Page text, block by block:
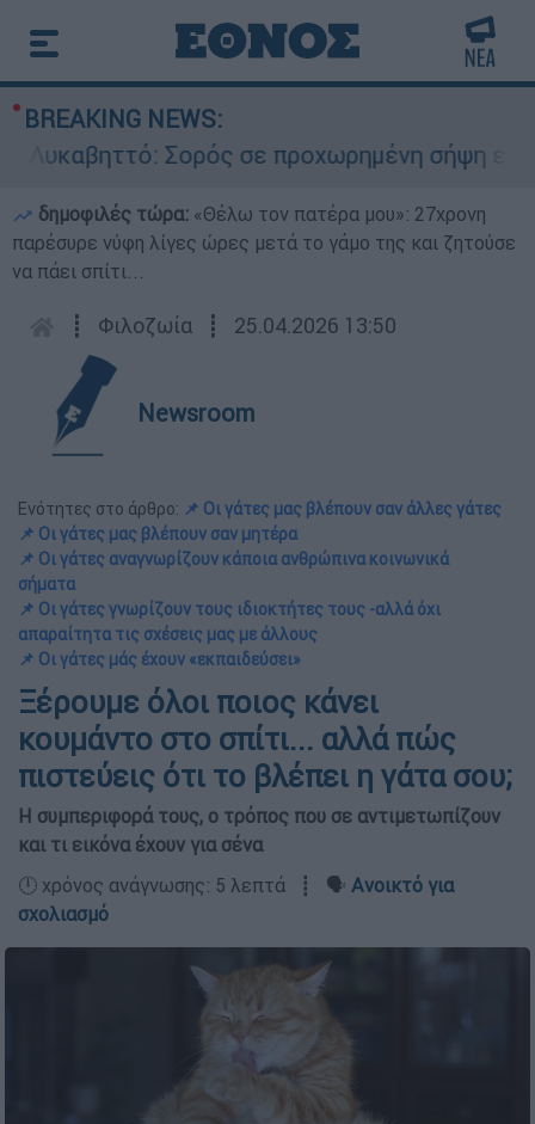
BREAKING NEWS:
Σορός σε προχωρημένη σήψη
δημοφιλές τώρα: «Θέλω τον πατέρα μου»: 27χρονη
παρέσυρε νύφη λίγες ώρες μετά το γάμο της και ζητούσε
να πάει σπίτι...
┋ Φιλοζωία ┋ 25.04.2026 13:50
Newsroom
Ενότητες στο άρθρο: 📌 Οι γάτες μας βλέπουν σαν άλλες γάτες
📌 Οι γάτες μας βλέπουν σαν μητέρα
📌 Οι γάτες αναγνωρίζουν κάποια ανθρώπινα κοινωνικά
σήματα
📌 Οι γάτες γνωρίζουν τους ιδιοκτήτες τους -αλλά όχι
απαραίτητα τις σχέσεις μας με άλλους
📌 Οι γάτες μάς έχουν «εκπαιδεύσει»
Ξέρουμε όλοι ποιος κάνει
κουμάντο στο σπίτι... αλλά πώς
πιστεύεις ότι το βλέπει η γάτα σου;
Η συμπεριφορά τους, ο τρόπος που σε αντιμετωπίζουν
και τι εικόνα έχουν για σένα
🕛 χρόνος ανάγνωσης: 5 λεπτά ┋ 🗣️ Ανοικτό για
σχολιασμό